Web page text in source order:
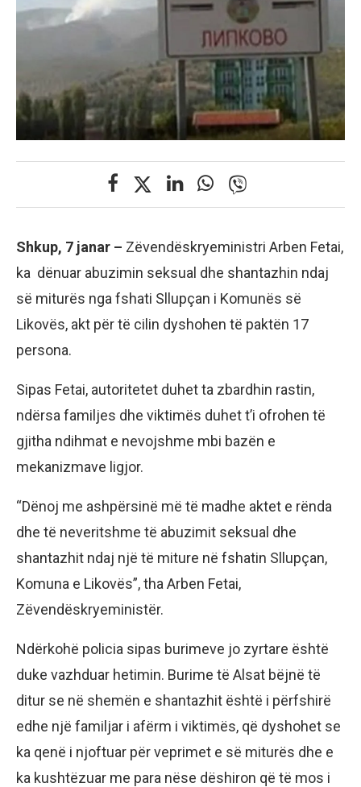
Shkup, 7 janar – Zëvendëskryeministri Arben Fetai,
ka dënuar abuzimin seksual dhe shantazhin ndaj
së miturës nga fshati Sllupçan i Komunës së
Likovës, akt për të cilin dyshohen të paktën 17
persona.
Sipas Fetai, autoritetet duhet ta zbardhin rastin,
ndërsa familjes dhe viktimës duhet t’i ofrohen të
gjitha ndihmat e nevojshme mbi bazën e
mekanizmave ligjor.
“Dënoj me ashpërsinë më të madhe aktet e rënda
dhe të neveritshme të abuzimit seksual dhe
shantazhit ndaj një të miture në fshatin Sllupçan,
Komuna e Likovës”, tha Arben Fetai,
Zëvendëskryeministër.
Ndërkohë policia sipas burimeve jo zyrtare është
duke vazhduar hetimin. Burime të Alsat bëjnë të
ditur se në shemën e shantazhit është i përfshirë
edhe një familjar i afërm i viktimës, që dyshohet se
ka qenë i njoftuar për veprimet e së miturës dhe e
ka kushtëzuar me para nëse dëshiron që të mos i